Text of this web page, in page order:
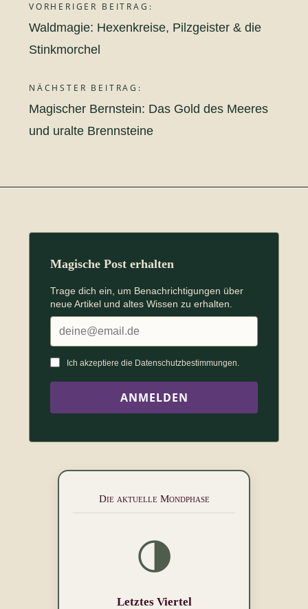
Beitragsnavigation
VORHERIGER BEITRAG:
Waldmagie: Hexenkreise, Pilzgeister & die
Stinkmorchel
NÄCHSTER BEITRAG:
Magischer Bernstein: Das Gold des Meeres
und uralte Brennsteine
Magische Post erhalten
Trage dich ein, um Benachrichtigungen über
neue Artikel und altes Wissen zu erhalten.
Ich akzeptiere die Datenschutz­bestimmungen.
Die aktuelle Mondphase
🌗
Letztes Viertel